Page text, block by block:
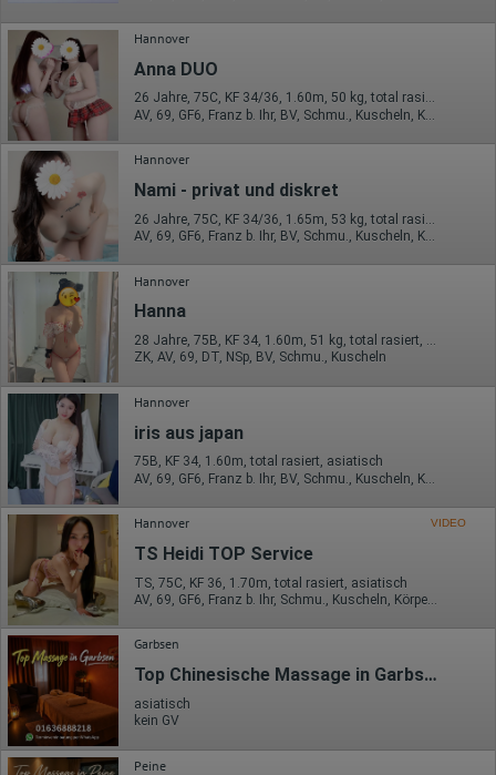
Webseiten sowie die von dem Browser übermittelte IP-Adresse
werden übertragen und gespeichert. Dabei können aus den
verarbeiteten Daten pseudonyme Nutzungsprofile der Nutzer
erstellt werden. Diese Informationen wird Google gegebenenfalls
auch an Dritte übertragen, sofern dies gesetzlich
vorgeschrieben wird oder, soweit Dritte diese Daten im Auftrag
von Google verarbeiten. Die IP-Adresse der Nutzer wird von
Google innerhalb von Mitgliedstaaten der Europäischen Union
oder in anderen Vertragsstaaten des Abkommens über den
Europäischen Wirtschaftsraum gekürzt, dies bedeutet, dass alle
Daten anonym erhoben werden. Nur in Ausnahmefällen wird die
volle IP-Adresse an einen Server von Google in den USA
übertragen und dort gekürzt. Die von dem Browser des Nutzers
übermittelte IP-Adresse wird nicht mit anderen Daten von Google
zusammengeführt.
Erhobene Informationen zum Besucherverhalten sind folgende:
Herkunft (Land und Stadt)
Sprache
Betriebssystem
Gerät (PC, Tablet-PC oder Smartphone)
Browser und alle verwendeten Add-ons
Auflösung des Computers
Besucherquelle (Facebook, Suchmaschine oder
verweisende Webseite)
Welche Dateien wurden heruntergeladen?
Welche Videos angeschaut?
Wurden Werbebanner angeklickt?
Wohin ging der Besucher? Klickte er auf weitere Seiten des
Portals oder hat er sie komplett verlassen?
Wie lange blieb der Besucher?
Ort der Verarbeitung:
Europäische Union & USA
Hotjar
Wir nutzen Hotjar als Webanalysedient. Es wird verwendet, um
Daten über das Benutzerverhalten zu sammeln. Hotjar kann
auch im Rahmen von Umfragen und Feedbackfunktionen, die
auf unserer Website eingebunden sind, von Ihnen bereitgestellte
Informationen verarbeiten.
Hannover
Anna DUO
26 Jahre, 75C, KF 34/36, 1.60m, 50 kg, total rasiert, asiatisch
Hannover
Nami - privat und diskret
AV, 69, GF6, Franz b. Ihr, BV, Schmu., Kuscheln, Körperküs.
Hannover
Hanna
28 Jahre, 75B, KF 34, 1.60m, 51 kg, total rasiert, asiatisch
ZK, AV, 69, DT, NSp, BV, Schmu., Kuscheln
Hannover
iris aus japan
75B, KF 34, 1.60m, total rasiert, asiatisch
Hannover VIDEO
TS Heidi TOP Service
TS, 75C, KF 36, 1.70m, total rasiert, asiatisch
AV, 69, GF6, Franz b. Ihr, Schmu., Kuscheln, Körperküs., EL
Garbsen
Top Chinesische Massage in Garbsen
asiatisch
kein GV
Peine